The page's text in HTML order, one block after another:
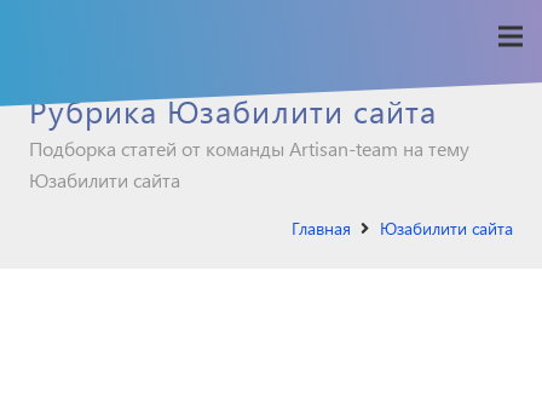
Рубрика Юзабилити сайта
Подборка статей от команды Artisan-team на тему
Юзабилити сайта
Главная Юзабилити сайта